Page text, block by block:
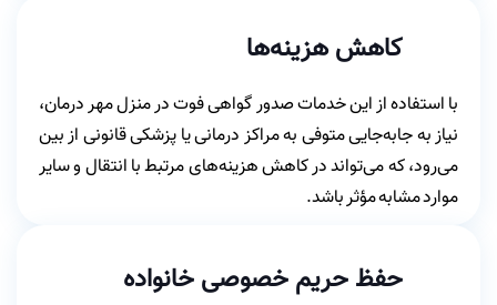
کاهش هزینه‌ها
با استفاده از این خدمات صدور گواهی فوت در منزل مهر درمان،
نیاز به جابه‌جایی متوفی به مراکز درمانی یا پزشکی قانونی از بین
می‌رود، که می‌تواند در کاهش هزینه‌های مرتبط با انتقال و سایر
موارد مشابه مؤثر باشد.
حفظ حریم خصوصی خانواده